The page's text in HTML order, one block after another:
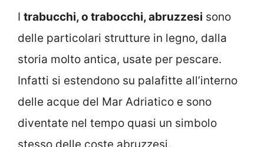
I trabucchi, o trabocchi, abruzzesi sono
delle particolari strutture in legno, dalla
storia molto antica, usate per pescare.
Infatti si estendono su palafitte all’interno
delle acque del Mar Adriatico e sono
diventate nel tempo quasi un simbolo
stesso delle coste abruzzesi.